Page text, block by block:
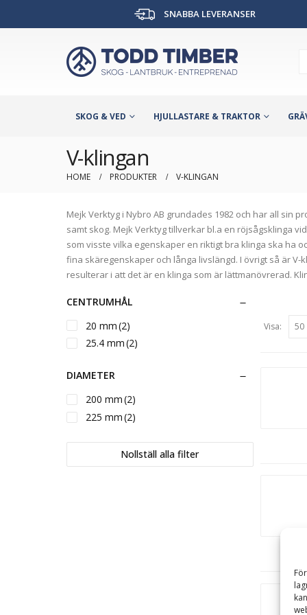
SNABBA LEVERANSER
SKOG & VED HJULLASTARE & TRAKTOR
V-klingan
HOME PRODUKTER V-KLINGAN
Mejk Verktyg i Nybro AB grundades 1982 och har all sin
samt skog. Mejk Verktyg tillverkar bl.a en röjsågsklinga
som visste vilka egenskaper en riktigt bra klinga ska ha
fina skäregenskaper och långa livslängd. I övrigt så är
resulterar i att det är en klinga som är lättmanövrerad.
CENTRUMHÅL
20 mm(2)
25.4 mm(2)
DIAMETER
200 mm(2)
225 mm(2)
Nollställ alla filter
Visa: